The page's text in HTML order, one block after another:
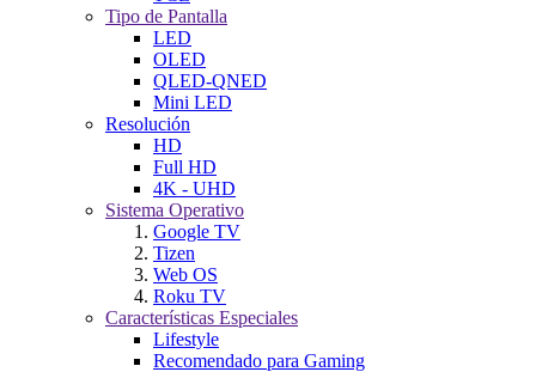
Tipo de Pantalla
LED
OLED
QLED-QNED
Mini LED
Resolución
HD
Full HD
4K - UHD
Sistema Operativo
Google TV
Tizen
Web OS
Roku TV
Características Especiales
Lifestyle
Recomendado para Gaming